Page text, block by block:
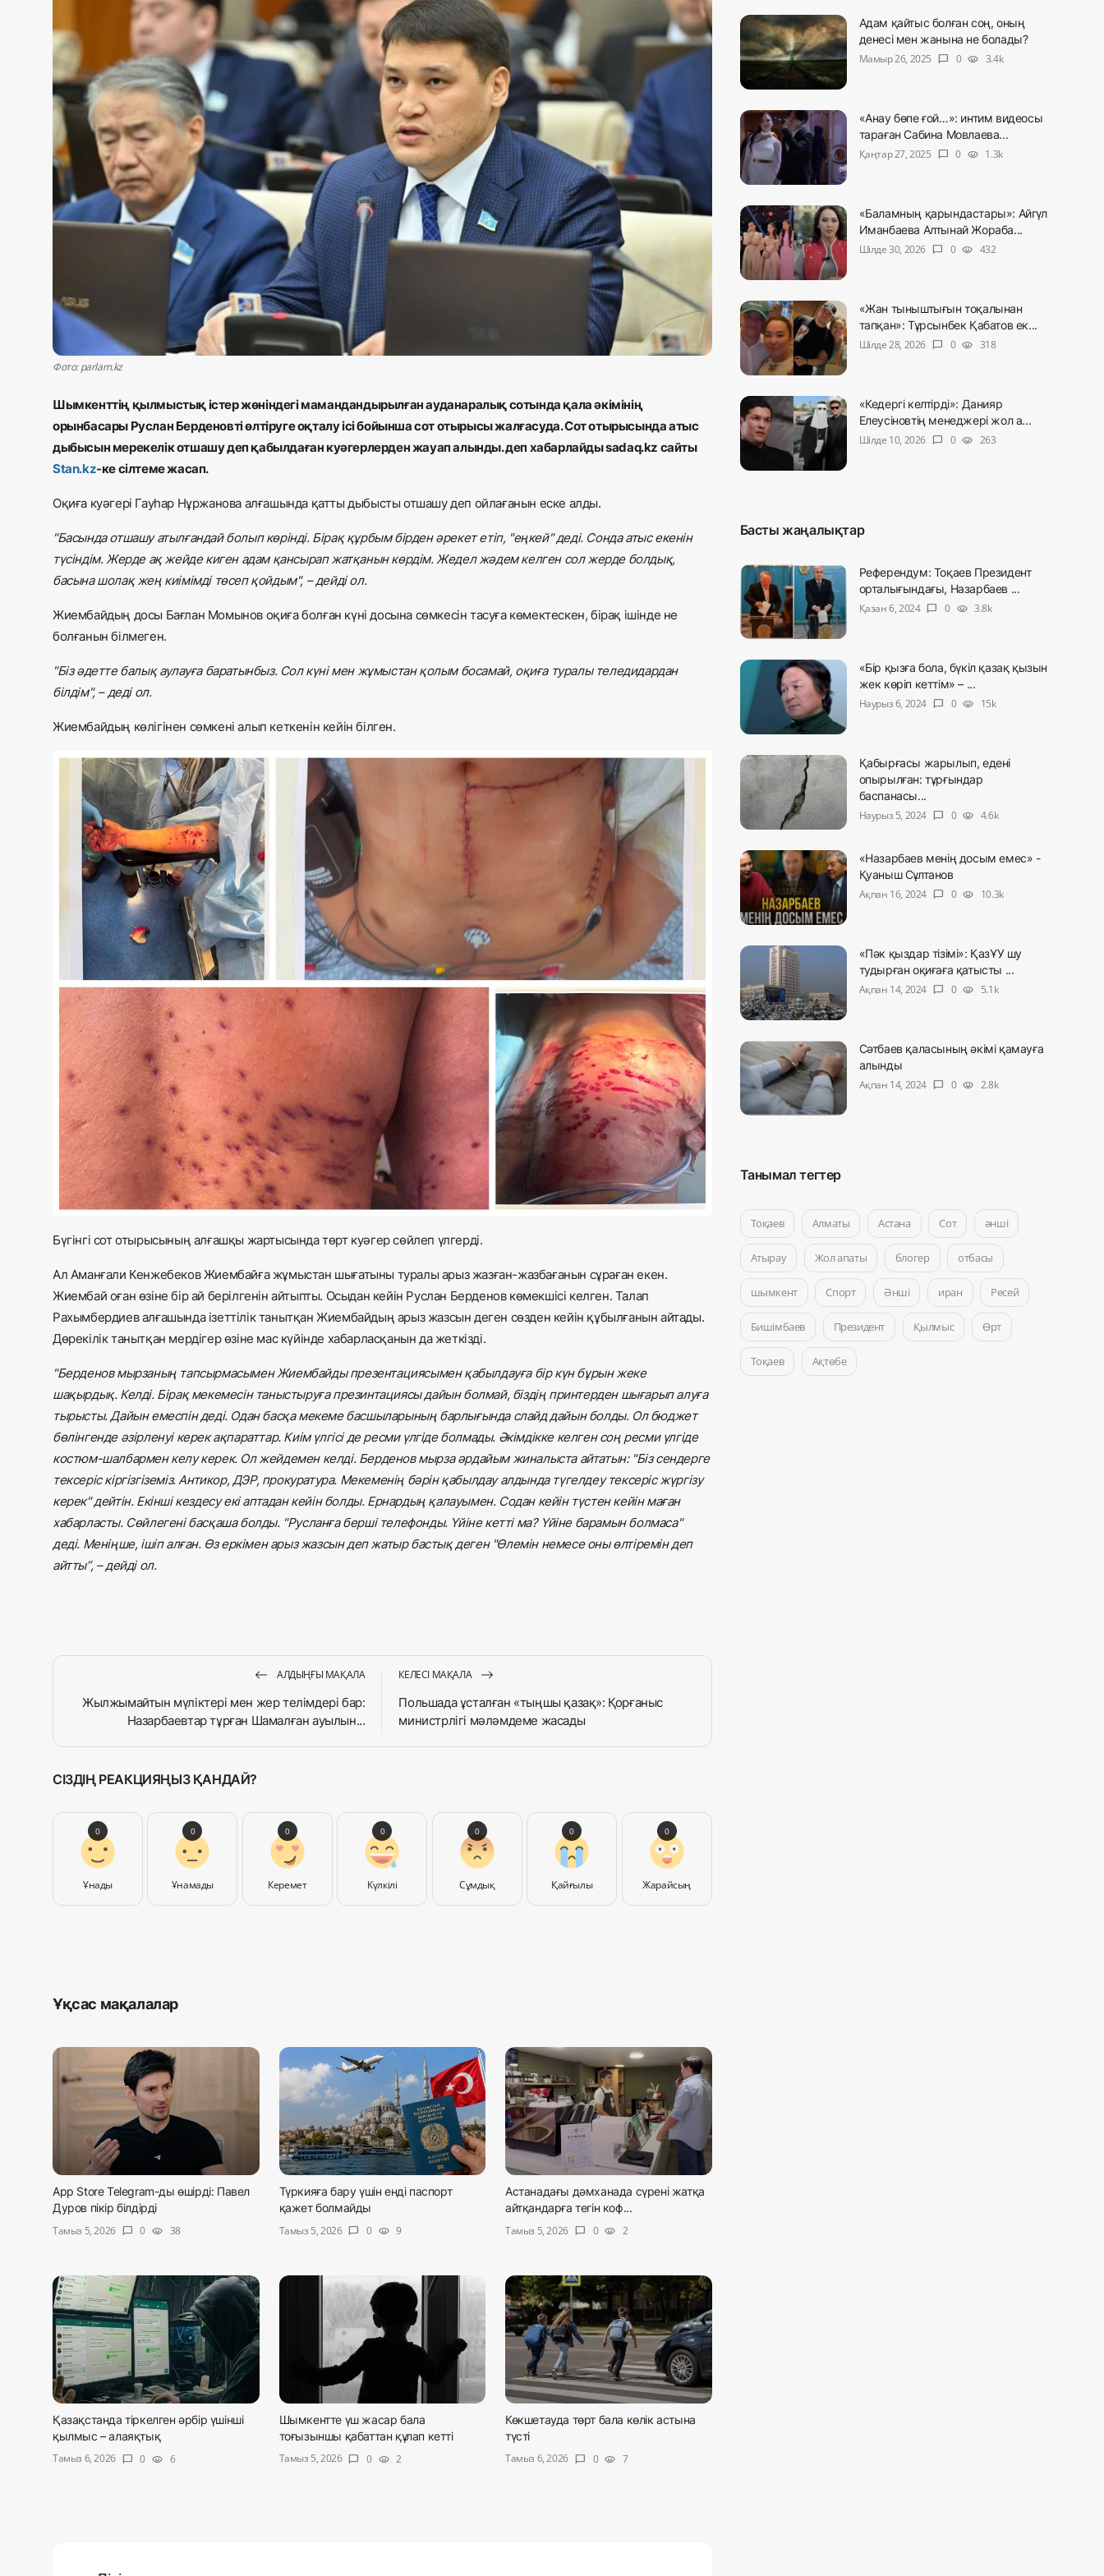
Журналистік зерттеу
Қазақ тілі
Фото: parlam.kz
Шымкенттің қылмыстық істер жөніндегі мамандандырылған ауданаралық сотында қала әкімінің
орынбасары Руслан Берденовті өлтіруге оқталу ісі бойынша сот отырысы жалғасуда. Сот отырысында атыс
дыбысын мерекелік отшашу деп қабылдаған куәгерлерден жауап алынды. деп хабарлайды sadaq.kz сайты
Stan.kz-ке сілтеме жасап.
Оқиға куәгері Гауһар Нұржанова алғашында қатты дыбысты отшашу деп ойлағанын еске алды.
"Басында отшашу атылғандай болып көрінді. Бірақ құрбым бірден әрекет етіп, "еңкей" деді. Сонда атыс екенін
түсіндім. Жерде ақ жейде киген адам қансырап жатқанын көрдім. Жедел жәдем келген сол жерде болдық,
басына шолақ жең киімімді төсеп қойдым", – дейді ол.
Жиембайдың досы Бағлан Момынов оқиға болған күні досына сөмкесін тасуға көмектескен, бірақ ішінде не
болғанын білмеген.
"Біз әдетте балық аулауға баратынбыз. Сол күні мен жұмыстан қолым босамай, оқиға туралы теледидардан
білдім", – деді ол.
Жиембайдың көлігінен сөмкені алып кеткенін кейін білген.
Бүгінгі сот отырысының алғашқы жартысында төрт куәгер сөйлеп үлгерді.
Ал Аманғали Кенжебеков Жиембайға жұмыстан шығатыны туралы арыз жазған-жазбағанын сұраған екен.
Жиембай оған өзіне бір ай берілгенін айтыпты. Осыдан кейін Руслан Берденов көмекшісі келген. Талап
Рахымбердиев алғашында ізеттілік танытқан Жиембайдың арыз жазсын деген сөзден кейін құбылғанын айтады.
Дөрекілік танытқан мердігер өзіне мас күйінде хабарласқанын да жеткізді.
"Берденов мырзаның тапсырмасымен Жиембайды презентациясымен қабылдауға бір күн бұрын жеке
шақырдық. Келді. Бірақ мекемесін таныстыруға презинтациясы дайын болмай, біздің принтерден шығарып алуға
тырысты. Дайын емеспін деді. Одан басқа мекеме басшыларының барлығында слайд дайын болды. Ол бюджет
бөлінгенде әзірленуі керек ақпараттар. Киім үлгісі де ресми үлгіде болмады. Әкімдікке келген соң ресми үлгіде
костюм-шалбармен келу керек. Ол жейдемен келді. Берденов мырза әрдайым жиналыста айтатын: "Біз сендерге
тексеріс кіргізгіземіз. Антикор, ДЭР, прокуратура. Мекеменің бәрін қабылдау алдында түгелдеу тексеріс жүргізу
керек" дейтін. Екінші кездесу екі аптадан кейін болды. Ернардың қалауымен. Содан кейін түстен кейін маған
хабарласты. Сөйлегені басқаша болды. "Русланға берші телефонды. Үйіне кетті ма? Үйіне барамын болмаса"
деді. Меніңше, ішіп алған. Өз еркімен арыз жазсын деп жатыр бастық деген "Өлемін немесе оны өлтіремін деп
айтты”, – дейді ол.
АЛДЫҢҒЫ МАҚАЛА
Жылжымайтын мүліктері мен жер телімдері бар:
Назарбаевтар тұрған Шамалған ауылын...
КЕЛЕСІ МАҚАЛА
Польшада ұсталған «тыңшы қазақ»: Қорғаныс
министрлігі мәләмдеме жасады
СІЗДІҢ РЕАКЦИЯҢЫЗ ҚАНДАЙ?
Ұнады
0
Ұнамады
0
Керемет
0
Күлкілі
0
Сұмдық
0
Қайғылы
0
Жарайсың
0
Ұқсас мақалалар
App Store Telegram-ды өшірді: Павел
Дуров пікір білдірді
Тамыз 5, 2026
chat_bubble 0 visibility 38
Түркияға бару үшін енді паспорт
қажет болмайды
Тамыз 5, 2026
chat_bubble 0 visibility 9
Астанадағы дәмханада сүрені жатқа
айтқандарға тегін коф...
Тамыз 5, 2026
chat_bubble 0 visibility 2
Қазақстанда тіркелген әрбір үшінші
қылмыс – алаяқтық
Тамыз 6, 2026
chat_bubble 0 visibility 6
Шымкентте үш жасар бала
тоғызыншы қабаттан құлап кетті
Тамыз 5, 2026
chat_bubble 0 visibility 2
Көкшетауда төрт бала көлік астына
түсті
Тамыз 6, 2026
chat_bubble 0 visibility 7
Адам қайтыс болған соң, оның
денесі мен жанына не болады?
Мамыр 26, 2025
chat_bubble 0 visibility 3.4k
«Анау бөпе ғой…»: интим видеосы
тараған Сабина Мовлаева...
Қаңтар 27, 2025
chat_bubble 0 visibility 1.3k
«Баламның қарындастары»: Айгүл
Иманбаева Алтынай Жораба...
Шілде 30, 2026
chat_bubble 0 visibility 432
«Жан тыныштығын тоқалынан
тапқан»: Тұрсынбек Қабатов ек...
Шілде 28, 2026
chat_bubble 0 visibility 318
«Кедергі келтірді»: Данияр
Елеусіновтің менеджері жол а...
Шілде 10, 2026
chat_bubble 0 visibility 263
Басты жаңалықтар
Референдум: Тоқаев Президент
орталығындағы, Назарбаев ...
Қазан 6, 2024 chat_bubble 0 visibility 3.8k
«Бір қызға бола, бүкіл қазақ қызын
жек көріп кеттім» – ...
Наурыз 6, 2024
chat_bubble 0 visibility 15k
Қабырғасы жарылып, едені
опырылған: тұрғындар
баспанасы...
Наурыз 5, 2024
chat_bubble 0 visibility 4.6k
«Назарбаев менің досым емес» -
Қуаныш Сұлтанов
Ақпан 16, 2024
chat_bubble 0 visibility 10.3k
«Пәк қыздар тізімі»: ҚазҰУ шу
тудырған оқиғаға қатысты ...
Ақпан 14, 2024
chat_bubble 0 visibility 5.1k
Сәтбаев қаласының әкімі қамауға
алынды
Ақпан 14, 2024
chat_bubble 0 visibility 2.8k
Танымал тегтер
Тоқаев Алматы Астана Сот әнші
Атырау Жол апаты блогер отбасы
шымкент Спорт Әнші иран Ресей
Бишімбаев Президент Қылмыс Өрт
Тоқаев Ақтөбе